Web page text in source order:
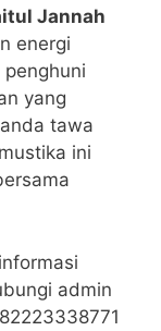
Jannah
energi
yang
tawa
ini
admin